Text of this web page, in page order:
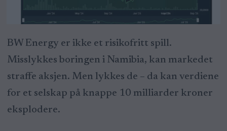
BW Energy er ikke et risikofritt spill.
Misslykkes boringen i Namibia, kan markedet
straffe aksjen. Men lykkes de – da kan verdiene
for et selskap på knappe 10 milliarder kroner
eksplodere.